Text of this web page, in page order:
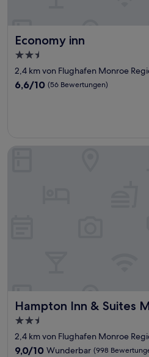
Economy inn
Economy inn
2.5-
Sterne-
Unterkunft
2,4 km von Flughafen Monroe
6.6
6,6/10 (56 Bewertungen)
Hampton Inn & Suites
Hampton Inn & Suites Monroe
2.5-
Sterne-
Unterkunft
2,4 km von Flughafen Monroe
9.0
9,0/10 Wunderbar (998